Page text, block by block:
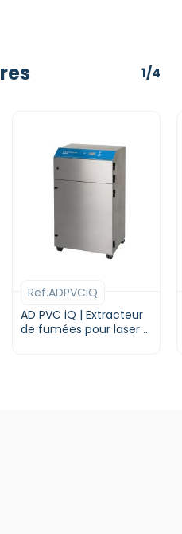
1/4
AD PVC iQ | Extracteur
de fumées pour laser |
Ref.ADPVCiQ